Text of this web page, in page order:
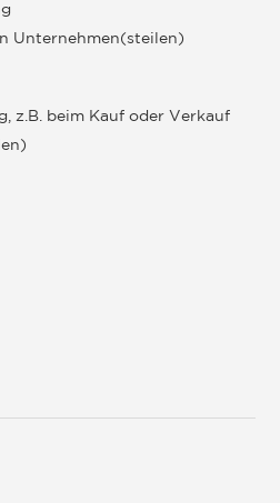
Unternehmen(steilen)
z.B. beim Kauf oder Verkauf